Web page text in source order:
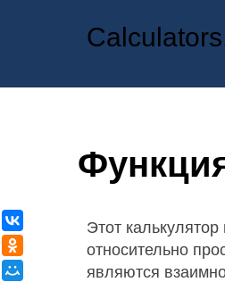
Этот
относительно
являются
Одноклассники